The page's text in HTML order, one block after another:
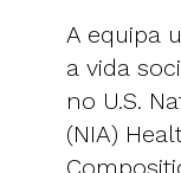
A equipa
a vida
no U.S.
(NIA)